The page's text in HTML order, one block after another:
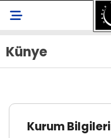
Künye
Kurum Bilgileri